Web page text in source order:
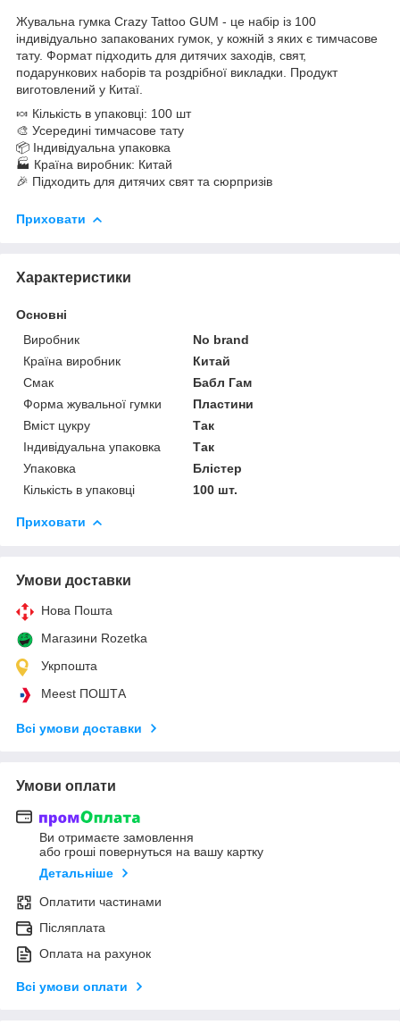
Жувальна гумка Crazy Tattoo GUM - це набір із 100
індивідуально запакованих гумок, у кожній з яких є тимчасове
тату. Формат підходить для дитячих заходів, свят,
подарункових наборів та роздрібної викладки. Продукт
виготовлений у Китаї.
🍬 Кількість в упаковці: 100 шт
🎨 Усередині тимчасове тату
📦 Індивідуальна упаковка
🏭 Країна виробник: Китай
🎉 Підходить для дитячих свят та сюрпризів
Приховати
Характеристики
Основні
Виробник
No brand
Країна виробник
Китай
Смак
Бабл Гам
Форма жувальної гумки
Пластини
Вміст цукру
Так
Індивідуальна упаковка
Так
Упаковка
Блістер
Кількість в упаковці
100 шт.
Приховати
Умови доставки
Нова Пошта
Магазини Rozetka
Укрпошта
Meest ПОШТА
Всі умови доставки
Умови оплати
Ви отримаєте замовлення
або гроші повернуться на вашу картку
Детальніше
Оплатити частинами
Післяплата
Оплата на рахунок
Всі умови оплати